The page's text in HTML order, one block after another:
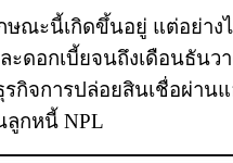
เกิดขึ้นอยู่ แต่อย่างไ
อกเบี้ยจนถึงเดือนธัน
กิจการปล่อยสินเชื่อผ่
ลูกหนี้ NPL